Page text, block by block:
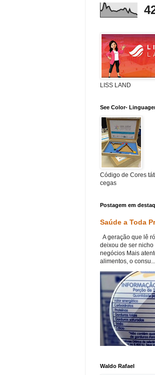
LISS LAND
See Color-
Código de Cores
cegas
Postagem em
Saúde a Toda
A geração que lê
deixou de ser
negócios Mais
alimentos, o consu...
Waldo Rafael